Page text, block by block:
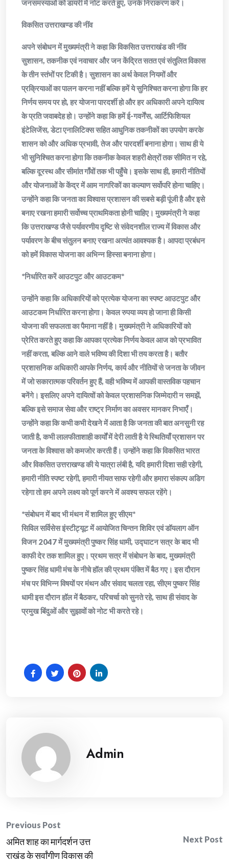
जनसमस्याओं को डायरी में नोट करते हुए, उनके निराकरण करें।
विकसित उत्तराखण्ड की नींव
अपने संबोधन में मुख्यमंत्री ने कहा कि विकसित उत्तराखंड की नींव
सुशासन, तकनीक एवं नवाचार और जन केंद्रित सतत एवं संतुलित विकास
के तीन स्तंभों पर टिकी है। सुशासन का अर्थ केवल नियमों और
प्रक्रियाओं का पालन करना नहीं बल्कि हमें ये सुनिश्चित करना होगा कि हर
निर्णय समय पर हो, हर योजना पारदर्शी हो और हर अधिकारी अपने दायित्व
के प्रति जवाबदेह हो। उन्होंने कहा कि हमें ई-गवर्नेंस, आर्टिफिशियल
इंटेलिजेंस, डेटा एनालिटिक्स सहित आधुनिक तकनीकों का उपयोग करके
शासन को और अधिक प्रभावी, तेज और पारदर्शी बनाना होगा। साथ ही ये
भी सुनिश्चित करना होगा कि तकनीक केवल शहरी क्षेत्रों तक सीमित न रहे,
बल्कि दूरस्थ और सीमांत गाँवों तक भी पहुँचे। इसके साथ ही, हमारी नीतियों
और योजनाओं के केंद्र में आम नागरिकों का कल्याण सर्वोपरि होना चाहिए।
उन्होंने कहा कि जनता का विश्वास प्रशासन की सबसे बड़ी पूंजी है और इसे
बनाए रखना हमारी सर्वोच्च प्राथमिकता होनी चाहिए। मुख्यमंत्री ने कहा
कि उत्तराखण्ड जैसे पर्यावरणीय दृष्टि से संवेदनशील राज्य में विकास और
पर्यावरण के बीच संतुलन बनाए रखना अत्यंत आवश्यक है। आपदा प्रबंधन
को हमें विकास योजना का अभिन्न हिस्सा बनाना होगा।
*निर्धारित करें आउटपुट और आउटकम*
उन्होंने कहा कि अधिकारियों को प्रत्येक योजना का स्पष्ट आउटपुट और
आउटकम निर्धारित करना होगा। केवल रुपया व्यय हो जाना ही किसी
योजना की सफलता का पैमाना नहीं है। मुख्यमंत्री ने अधिकारियों को
प्रेरित करते हुए कहा कि आपका प्रत्येक निर्णय केवल आज को प्रभावित
नहीं करता, बल्कि आने वाले भविष्य की दिशा भी तय करता है। बतौर
प्रशासनिक अधिकारी आपके निर्णय, कार्य और नीतियों से जनता के जीवन
में जो सकारात्मक परिवर्तन हुए हैं, वही भविष्य में आपकी वास्तविक पहचान
बनेंगे। इसलिए अपने दायित्वों को केवल प्रशासनिक जिम्मेदारी न समझें,
बल्कि इसे समाज सेवा और राष्ट्र निर्माण का अवसर मानकर निभाएँ।
उन्होंने कहा कि कभी कभी देखने में आता है कि जनता की बात अनसुनी रह
जाती है, कभी लालफीताशाही कार्यों में देरी लाती है ये स्थितियाँ प्रशासन पर
जनता के विश्वास को कमजोर करती हैं। उन्होंने कहा कि विकसित भारत
और विकसित उत्तराखण्ड की ये यात्रा लंबी है, यदि हमारी दिशा सही रहेगी,
हमारी नीति स्पष्ट रहेगी, हमारी नीयत साफ रहेगी और हमारा संकल्प अडिग
रहेगा तो हम अपने लक्ष्य को पूर्ण करने में अवश्य सफल रहेंगे।
*संबोधन में बाद भी मंथन में शामिल हुए सीएम*
सिविल सर्विसेस इंस्टीट्यूट में आयोजित चिन्तन शिविर एवं डॉयलाग ऑन
विजन 2047 में मुख्यमंत्री पुष्कर सिंह धामी, उद्घाटन सत्र के बाद भी
काफी देर तक शामिल हुए। प्रथम सत्र में संबोधन के बाद, मुख्यमंत्री
पुष्कर सिंह धामी मंच के नीचे हॉल की प्रथम पंक्ति में बैठ गए। इस दौरान
मंच पर विभिन्न विषयों पर मंथन और संवाद चलता रहा, सीएम पुष्कर सिंह
धामी इस दौरान हॉल में बैठकर, परिचर्चा को सुनते रहे, साथ ही संवाद के
प्रमुख बिंदुओं और सुझावों को नोट भी करते रहे।
Admin
Post
navigation
Previous Post
अमित शाह का मार्गदर्शन उत्त
राखंड के सर्वांगीण विकास की
Next Post